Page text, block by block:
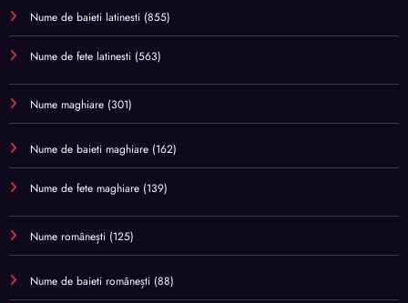
Nume de baieti latinesti (855)
Nume de fete latinesti (563)
Nume maghiare (301)
Nume de baieti maghiare (162)
Nume de fete maghiare (139)
Nume românești (125)
Nume de baieti românești (88)